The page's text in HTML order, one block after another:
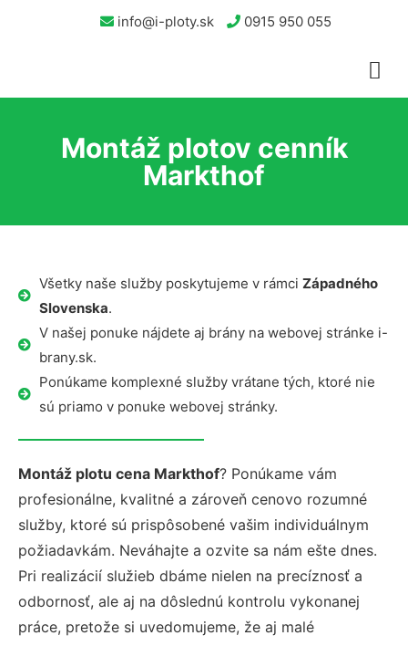
info@i-ploty.sk 0915 950 055
Montáž plotov cenník
Markthof
Všetky naše služby poskytujeme v rámci Západného
Slovenska.
V našej ponuke nájdete aj brány na webovej stránke i-
brany.sk.
Ponúkame komplexné služby vrátane tých, ktoré nie
sú priamo v ponuke webovej stránky.
Montáž plotu cena Markthof? Ponúkame vám
profesionálne, kvalitné a zároveň cenovo rozumné
služby, ktoré sú prispôsobené vašim individuálnym
požiadavkám. Neváhajte a ozvite sa nám ešte dnes.
Pri realizácií služieb dbáme nielen na precíznosť a
odbornosť, ale aj na dôslednú kontrolu vykonanej
práce, pretože si uvedomujeme, že aj malé